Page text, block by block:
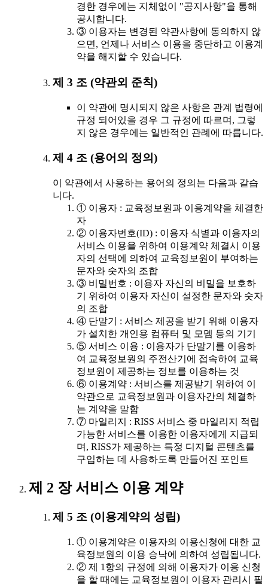
경한 경우에는 지체없이 "공지사항"을 통해
공시합니다.
③ 이용자는 변경된 약관사항에 동의하지 않
으면, 언제나 서비스 이용을 중단하고 이용계
약을 해지할 수 있습니다.
제 3 조 (약관외 준칙)
이 약관에 명시되지 않은 사항은 관계 법령에
규정 되어있을 경우 그 규정에 따르며, 그렇
지 않은 경우에는 일반적인 관례에 따릅니다.
제 4 조 (용어의 정의)
이 약관에서 사용하는 용어의 정의는 다음과 같습
니다.
① 이용자 : 교육정보원과 이용계약을 체결한
자
② 이용자번호(ID) : 이용자 식별과 이용자의
서비스 이용을 위하여 이용계약 체결시 이용
자의 선택에 의하여 교육정보원이 부여하는
문자와 숫자의 조합
③ 비밀번호 : 이용자 자신의 비밀을 보호하
기 위하여 이용자 자신이 설정한 문자와 숫자
의 조합
④ 단말기 : 서비스 제공을 받기 위해 이용자
가 설치한 개인용 컴퓨터 및 모뎀 등의 기기
⑤ 서비스 이용 : 이용자가 단말기를 이용하
여 교육정보원의 주전산기에 접속하여 교육
정보원이 제공하는 정보를 이용하는 것
⑥ 이용계약 : 서비스를 제공받기 위하여 이
약관으로 교육정보원과 이용자간의 체결하
는 계약을 말함
⑦ 마일리지 : RISS 서비스 중 마일리지 적립
가능한 서비스를 이용한 이용자에게 지급되
며, RISS가 제공하는 특정 디지털 콘텐츠를
구입하는 데 사용하도록 만들어진 포인트
제 2 장 서비스 이용 계약
제 5 조 (이용계약의 성립)
① 이용계약은 이용자의 이용신청에 대한 교
육정보원의 이용 승낙에 의하여 성립됩니다.
② 제 1항의 규정에 의해 이용자가 이용 신청
을 할 때에는 교육정보원이 이용자 관리시 필